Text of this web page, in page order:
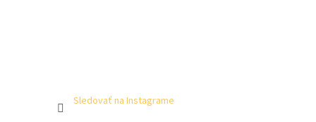
Sledovať na Instagrame